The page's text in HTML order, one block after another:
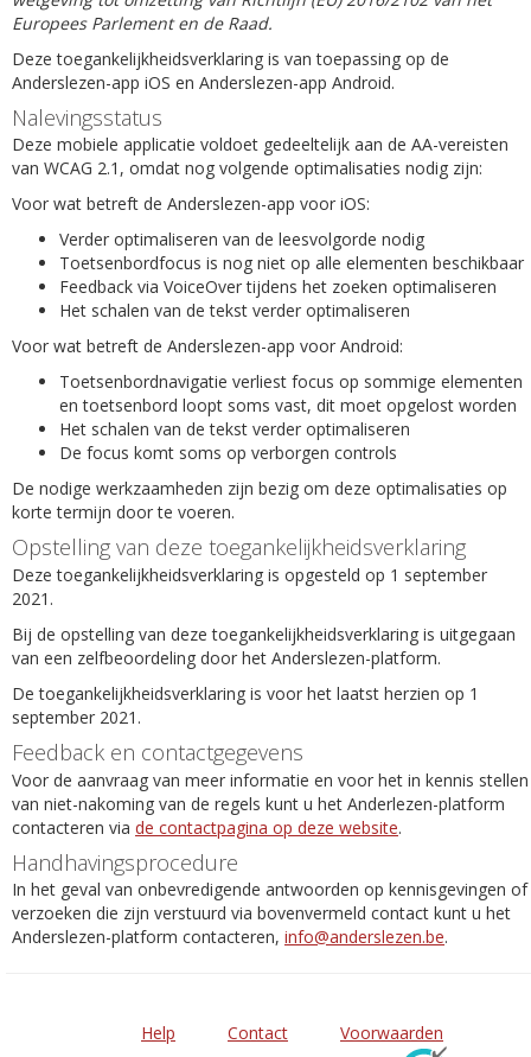
Europees Parlement en de Raad.
Deze toegankelijkheidsverklaring is van toepassing op de
Anderslezen-app iOS en Anderslezen-app Android.
Nalevingsstatus
Deze mobiele applicatie voldoet gedeeltelijk aan de AA-vereisten
van WCAG 2.1, omdat nog volgende optimalisaties nodig zijn:
Voor wat betreft de Anderslezen-app voor iOS:
Verder optimaliseren van de leesvolgorde nodig
Toetsenbordfocus is nog niet op alle elementen beschikbaar
Feedback via VoiceOver tijdens het zoeken optimaliseren
Het schalen van de tekst verder optimaliseren
Voor wat betreft de Anderslezen-app voor Android:
Toetsenbordnavigatie verliest focus op sommige elementen
en toetsenbord loopt soms vast, dit moet opgelost worden
Het schalen van de tekst verder optimaliseren
De focus komt soms op verborgen controls
De nodige werkzaamheden zijn bezig om deze optimalisaties op
korte termijn door te voeren.
Opstelling van deze toegankelijkheidsverklaring
Deze toegankelijkheidsverklaring is opgesteld op 1 september
2021.
Bij de opstelling van deze toegankelijkheidsverklaring is uitgegaan
van een zelfbeoordeling door het Anderslezen-platform.
De toegankelijkheidsverklaring is voor het laatst herzien op 1
september 2021.
Feedback en contactgegevens
Voor de aanvraag van meer informatie en voor het in kennis stellen
van niet-nakoming van de regels kunt u het Anderlezen-platform
contacteren via de contactpagina op deze website.
Handhavingsprocedure
In het geval van onbevredigende antwoorden op kennisgevingen of
verzoeken die zijn verstuurd via bovenvermeld contact kunt u het
Anderslezen-platform contacteren, info@anderslezen.be.
Help Contact
Voorwaarden